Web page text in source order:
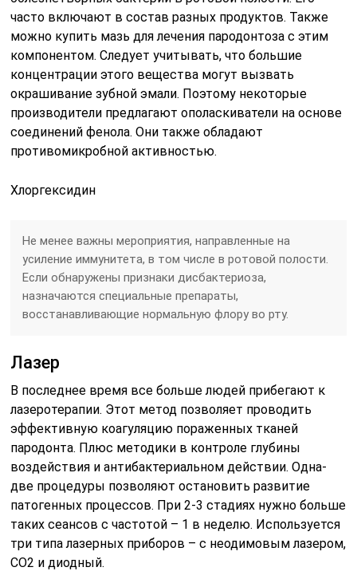
часто включают в состав разных продуктов. Также
можно купить мазь для лечения пародонтоза с этим
компонентом. Следует учитывать, что большие
концентрации этого вещества могут вызвать
окрашивание зубной эмали. Поэтому некоторые
производители предлагают ополаскиватели на основе
соединений фенола. Они также обладают
противомикробной активностью.
Хлоргексидин
Не менее важны мероприятия, направленные на
усиление иммунитета, в том числе в ротовой полости.
Если обнаружены признаки дисбактериоза,
назначаются специальные препараты,
восстанавливающие нормальную флору во рту.
Лазер
В последнее время все больше людей прибегают к
лазеротерапии. Этот метод позволяет проводить
эффективную коагуляцию пораженных тканей
пародонта. Плюс методики в контроле глубины
воздействия и антибактериальном действии. Одна-
две процедуры позволяют остановить развитие
патогенных процессов. При 2-3 стадиях нужно больше
таких сеансов с частотой – 1 в неделю. Используется
три типа лазерных приборов – с неодимовым лазером,
СО2 и диодный.